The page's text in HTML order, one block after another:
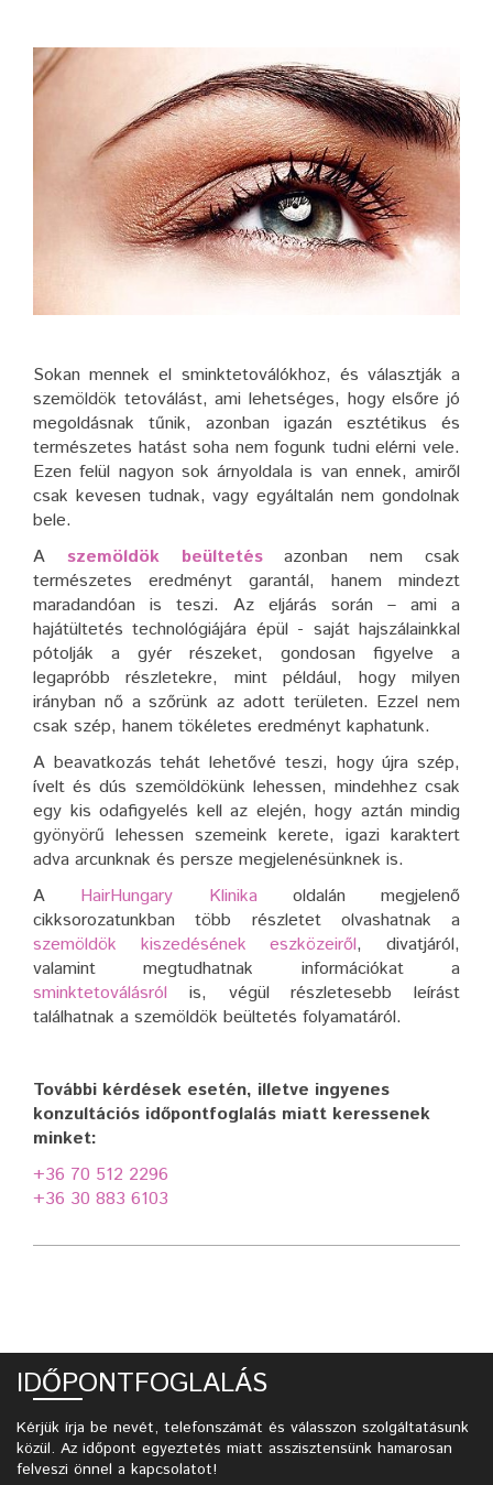
Sokan mennek el sminktetoválókhoz, és választják a
szemöldök tetoválást, ami lehetséges, hogy elsőre jó
megoldásnak tűnik, azonban igazán esztétikus és
természetes hatást soha nem fogunk tudni elérni vele.
Ezen felül nagyon sok árnyoldala is van ennek, amiről
csak kevesen tudnak, vagy egyáltalán nem gondolnak
bele.
A szemöldök beültetésazonban nem csak
természetes eredményt garantál, hanem mindezt
maradandóan is teszi. Az eljárás során – ami a
hajátültetés technológiájára épül - saját hajszálainkkal
pótolják a gyér részeket, gondosan figyelve a
legapróbb részletekre, mint például, hogy milyen
irányban nő a szőrünk az adott területen. Ezzel nem
csak szép, hanem tökéletes eredményt kaphatunk.
A beavatkozás tehát lehetővé teszi, hogy újra szép,
ívelt és dús szemöldökünk lehessen, mindehhez csak
egy kis odafigyelés kell az elején, hogy aztán mindig
gyönyörű lehessen szemeink kerete, igazi karaktert
adva arcunknak és persze megjelenésünknek is.
A HairHungary Klinika oldalán megjelenő
cikksorozatunkban több részletet olvashatnak a
szemöldök kiszedésének eszközeiről, divatjáról,
valamint megtudhatnak információkat a
sminktetoválásról is, végül részletesebb leírást
találhatnak a szemöldök beültetés folyamatáról.
További kérdések esetén, illetve ingyenes
konzultációs időpontfoglalás miatt keressenek
minket:
+36 70 512 2296
+36 30 883 6103
IDŐPONTFOGLALÁS
Kérjük írja be nevét, telefonszámát és válasszon szolgáltatásunk
közül. Az időpont egyeztetés miatt asszisztensünk hamarosan
felveszi önnel a kapcsolatot!